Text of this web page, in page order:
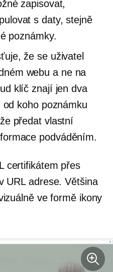
zapisovat,
s daty, stejně
poznámky.
že se uživatel
webu a ne na
klíč znají jen dva
koho poznámku
předat vlastní
podváděním.
certifikátem přes
URL adrese. Většina
ve formě ikony